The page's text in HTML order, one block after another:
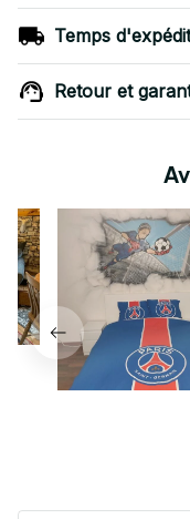
Temps
Retour et